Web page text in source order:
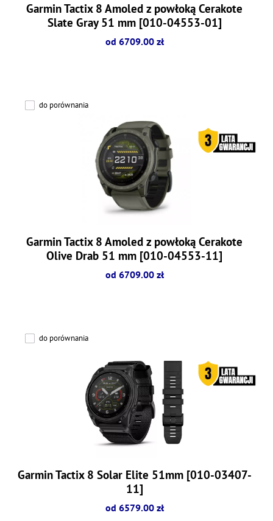
Garmin Tactix 8 Amoled z powłoką Cerakote
Slate Gray 51 mm [010-04553-01]
od 6709.00 zł
do porównania
Garmin Tactix 8 Amoled z powłoką Cerakote
Olive Drab 51 mm [010-04553-11]
od 6709.00 zł
do porównania
Garmin Tactix 8 Solar Elite 51mm [010-03407-
11]
od 6579.00 zł